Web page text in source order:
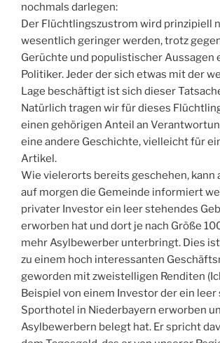
nochmals darlegen:
Der Flüchtlingszustrom wird prinzipiell
wesentlich geringer werden, trotz
Gerüchte und populistischer Aussagen
Politiker. Jeder der sich etwas mit der
Lage beschäftigt ist sich dieser
Natürlich tragen wir für dieses
einen gehörigen Anteil an
eine andere Geschichte, vielleicht für
Artikel.
Wie vielerorts bereits geschehen, kann
auf morgen die Gemeinde informiert
privater Investor ein leer stehendes
erworben hat und dort je nach Größe
mehr Asylbewerber unterbringt. Dies
zu einem hoch interessanten
geworden mit zweistelligen Renditen
Beispiel von einem Investor der ein leer
Sporthotel in Niederbayern erworben
Asylbewerbern belegt hat. Er spricht